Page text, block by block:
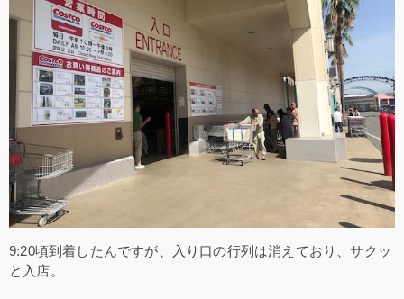
9:20頃到着したんですが、入り口の行列は消えており、サクッ
と入店。